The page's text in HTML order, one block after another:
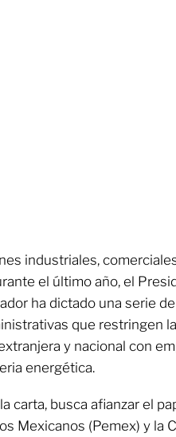
industriales,
el último año, el
ha dictado una serie
que restringen
y nacional con
energética.
carta, busca afianzar el
Mexicanos (Pemex) y la